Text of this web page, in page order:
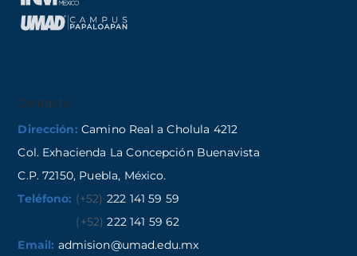
Contacto
Dirección: Camino Real a Cholula 4212
Col. Exhacienda La Concepción Buenavista
C.P. 72150, Puebla, México.
Teléfono: (+52) 222 141 59 59
(+52) 222 141 59 62
Email: admision@umad.edu.mx